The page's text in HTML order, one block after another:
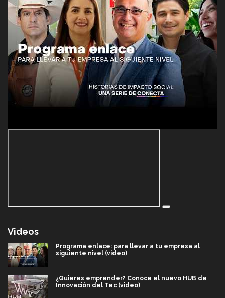
Videos
Programa enlace: para llevar a tu empresa al
siguiente nivel (video)
¿Quieres emprender? Conoce el nuevo HUB de
Innovación del Tec (video)